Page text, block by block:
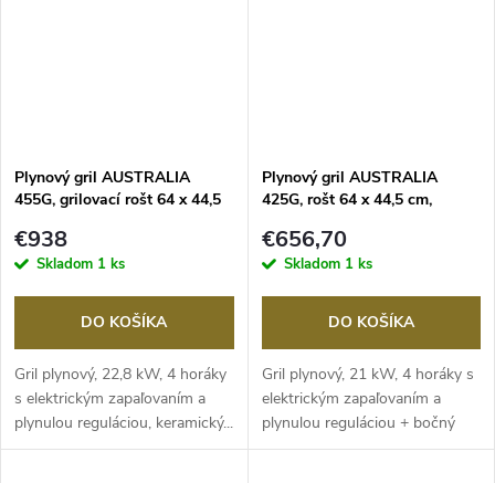
Plynový gril AUSTRALIA
455G, grilovací rošt 64 x 44,5
OUTDOORCHEF
€938
Skladom 1 ks
DO KOŠÍKA
Gril plynový, 22,8 kW, 4 horáky
s elektrickým zapaľovaním a
plynulou reguláciou, keramický...
Plynový gril AUSTRALIA
425G, rošt 64 x 44,5 cm,
€656,70
Skladom 1 ks
DO KOŠÍKA
Gril plynový, 21 kW, 4 horáky s
elektrickým zapaľovaním a
plynulou reguláciou + bočný
horák,...